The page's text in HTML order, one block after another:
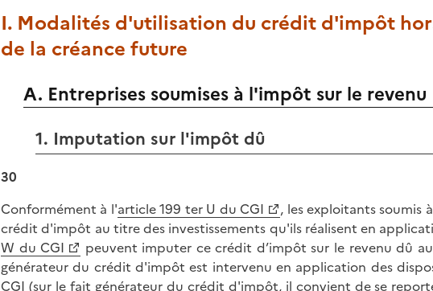
I. Modalités d'utilisation du crédit d'impôt
de la créance future
A. Entreprises soumises à l'impôt sur le revenu
1. Imputation sur l'impôt dû
30
Conformément à l'article 199 ter U du CGI
, les exploitants
crédit d'impôt au titre des investissements qu'ils réalisent en
W du CGI
peuvent imputer ce crédit d’impôt sur le revenu dû
générateur du crédit d'impôt est intervenu en application des
CGI (sur le fait générateur du crédit d'impôt, il convient de se